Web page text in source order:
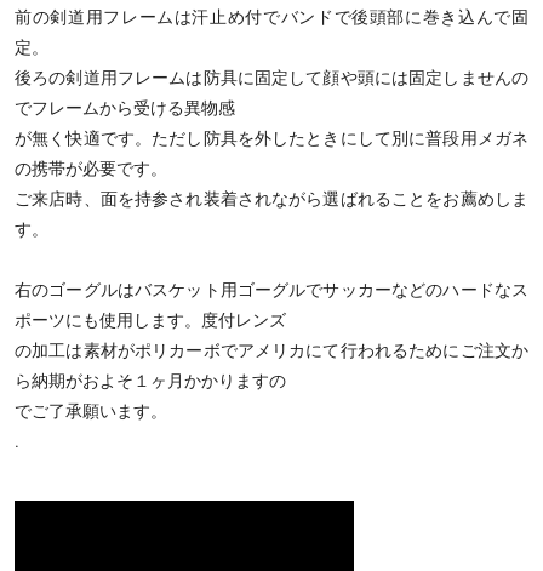
前の剣道用フレームは汗止め付でバンドで後頭部に巻き込んで固
定。
後ろの剣道用フレームは防具に固定して顔や頭には固定しませんの
でフレームから受ける異物感
が無く快適です。ただし防具を外したときにして別に普段用メガネ
の携帯が必要です。
ご来店時、面を持参され装着されながら選ばれることをお薦めしま
す。
右のゴーグルはバスケット用ゴーグルでサッカーなどのハードなス
ポーツにも使用します。度付レンズ
の加工は素材がポリカーボでアメリカにて行われるためにご注文か
ら納期がおよそ１ヶ月かかりますの
でご了承願います。
.